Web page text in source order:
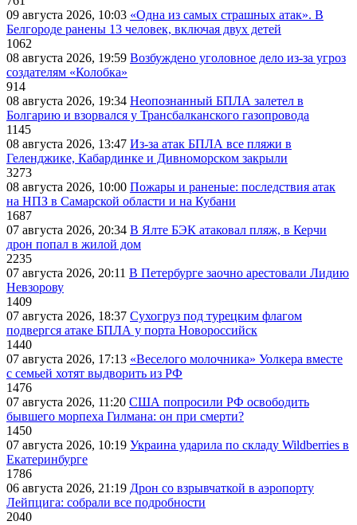
09 августа 2026, 10:03 «Одна из самых страшных атак». В
Белгороде ранены 13 человек, включая двух детей
1062
08 августа 2026, 19:59 Возбуждено уголовное дело из-за угроз
создателям «Колобка»
914
08 августа 2026, 19:34 Неопознанный БПЛА залетел в
Болгарию и взорвался у Трансбалканского газопровода
1145
08 августа 2026, 13:47 Из-за атак БПЛА все пляжи в
Геленджике, Кабардинке и Дивноморском закрыли
3273
08 августа 2026, 10:00 Пожары и раненые: последствия атак
на НПЗ в Самарской области и на Кубани
1687
07 августа 2026, 20:34 В Ялте БЭК атаковал пляж, в Керчи
дрон попал в жилой дом
2235
07 августа 2026, 20:11 В Петербурге заочно арестовали Лидию
Невзорову
1409
07 августа 2026, 18:37 Сухогруз под турецким флагом
подвергся атаке БПЛА у порта Новороссийск
1440
07 августа 2026, 17:13 «Веселого молочника» Уолкера вместе
с семьей хотят выдворить из РФ
1476
07 августа 2026, 11:20 США попросили РФ освободить
бывшего морпеха Гилмана: он при смерти?
1450
07 августа 2026, 10:19 Украина ударила по складу Wildberries в
Екатеринбурге
1786
06 августа 2026, 21:19 Дрон со взрывчаткой в аэропорту
Лейпцига: собрали все подробности
2040